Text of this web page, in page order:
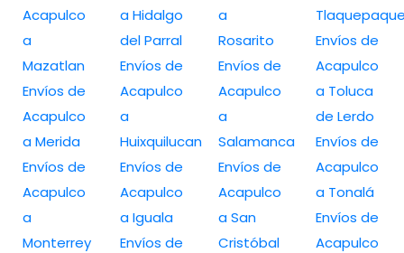
Acapulco
a
Mazatlan
Envíos de
Acapulco
a Merida
Envíos de
Acapulco
a
Monterrey
a Hidalgo
del Parral
Envíos de
Acapulco
a
Huixquilucan
Envíos de
Acapulco
a Iguala
Envíos de
a
Rosarito
Envíos de
Acapulco
a
Salamanca
Envíos de
Acapulco
a San
Cristóbal
Envíos de
Acapulco
a Toluca
de Lerdo
Envíos de
Acapulco
a Tonalá
Envíos de
Acapulco